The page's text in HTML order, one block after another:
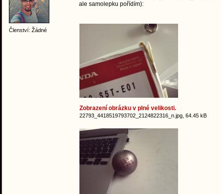
Členství: Žádné
ale samolepku pořídím):
Zobrazení obrázku v plné velikosti.
22793_4418519793702_2124822316_n.jpg, 64.45 kB